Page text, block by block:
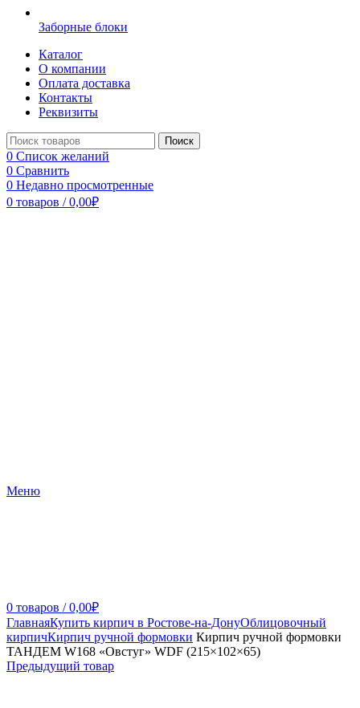
Заборные блоки
Каталог
О компании
Оплата доставка
Контакты
Реквизиты
Поиск
0 Список желаний
0 Сравнить
0 Недавно просмотренные
0 товаров / 0,00₽
Меню
0 товаров / 0,00₽
ГлавнаяКупить кирпич в Ростове-на-ДонуОблицовочный
кирпичКирпич ручной формовки Кирпич ручной формовки
ТАНДЕМ W168 «Овстуг» WDF (215×102×65)
Предыдущий товар